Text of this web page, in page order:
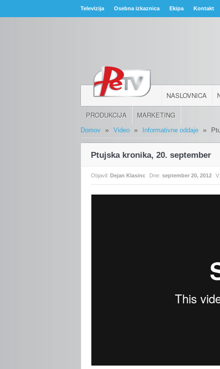
Televizija Osebna izkaznica Ekipa Kontakt
NASLOVNICA
PRODUKCIJA MARKETING
Domov » Video » Informativne oddaje »
Ptujska kronika, 20. september
Objavil:Dejan Klasinc Dne:september 20, 2012